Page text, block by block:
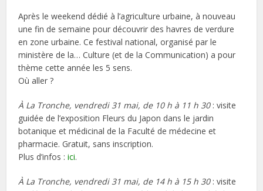
Après le weekend dédié à l’agriculture urbaine, à nouveau
une fin de semaine pour découvrir des havres de verdure
en zone urbaine. Ce festival national, organisé par le
ministère de la… Culture (et de la Communication) a pour
thème cette année les 5 sens.
Où aller ?
À La Tronche, vendredi 31 mai, de 10 h à 11 h 30: visite
guidée de l’exposition Fleurs du Japon dans le jardin
botanique et médicinal de la Faculté de médecine et
pharmacie. Gratuit, sans inscription.
Plus d’infos :ici.
À La Tronche, vendredi 31 mai, de 14 h à 15 h 30: visite